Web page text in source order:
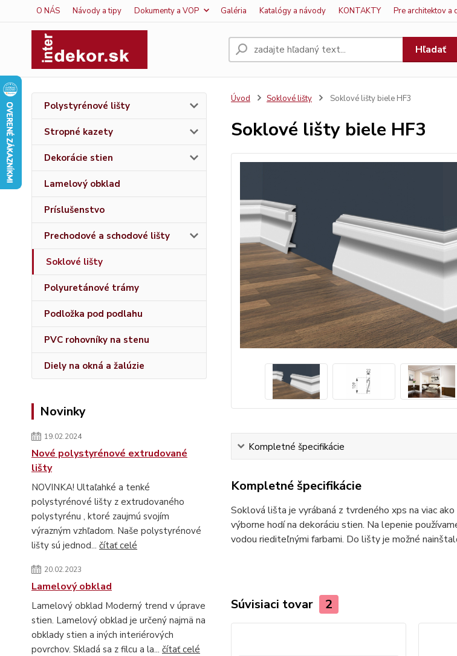
O NÁS Návody a tipy Dokumenty a VOP Galéria Katalógy a návody KONTAKTY Pre architektov a
Hľadať
Polystyrénové lišty
Stropné kazety
Dekorácie stien
Lamelový obklad
Príslušenstvo
Prechodové a schodové lišty
Soklové lišty
Polyuretánové trámy
Podložka pod podlahu
PVC rohovníky na stenu
Diely na okná a žalúzie
Novinky
19.02.2024
Nové polystyrénové extrudované
lišty
NOVINKA! Ultaľahké a tenké
polystyrénové lišty z extrudovaného
polystyrénu , ktoré zaujmú svojím
výrazným vzhľadom. Naše polystyrénové
lišty sú jednod... čítať celé
20.02.2023
Lamelový obklad
Lamelový obklad Moderný trend v úprave
stien. Lamelový obklad je určený najmä na
obklady stien a iných interiérových
povrchov. Skladá sa z filcu a la... čítať celé
Úvod Soklové lišty Soklové lišty biele HF3
Soklové lišty biele HF3
Kompletné špecifikácie
Kompletné špecifikácie
Soklová lišta je vyrábaná z tvrdeného xps na viac
výborne hodí na dekoráciu stien. Na lepenie
vodou riediteľnými farbami. Do lišty je možné
Súvisiaci tovar 2